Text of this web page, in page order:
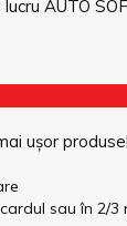
AUTO
ușor
sau în 2/3